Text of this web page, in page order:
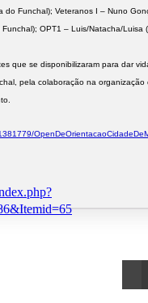
do Funchal); Veteranos I – Nuno
OPT1 – Luis/Natacha/Luisa
que se disponibilizaram para dar
pela colaboração na